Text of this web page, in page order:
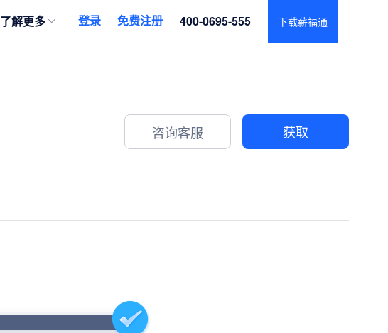
了解更多 登录 免费注册 400-0695-555 下载薪福通
咨询客服 获取